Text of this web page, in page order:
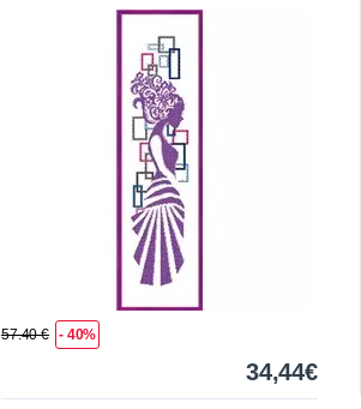
57.40 € - 40%
34,44€